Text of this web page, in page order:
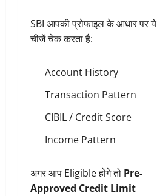
SBI आपकी प्रोफाइल के आधार पर ये
चीजें चेक करता है:
Account History
Transaction Pattern
CIBIL / Credit Score
Income Pattern
अगर आप Eligible होंगे तो Pre-
Approved Credit Limit